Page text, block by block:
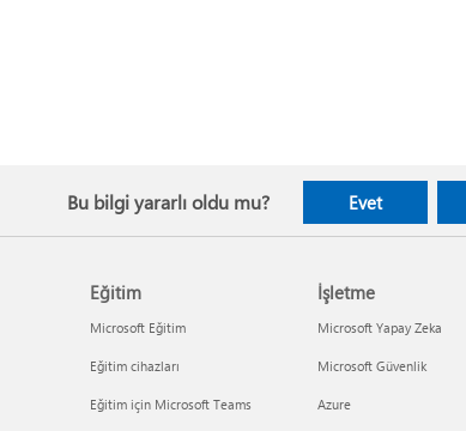
Bu bilgi yararlı oldu mu? Evet
Eğitim
Microsoft Eğitim
Eğitim cihazları
Eğitim için Microsoft Teams
İşletme
Microsoft Yapay Zeka
Microsoft Güvenlik
Azure